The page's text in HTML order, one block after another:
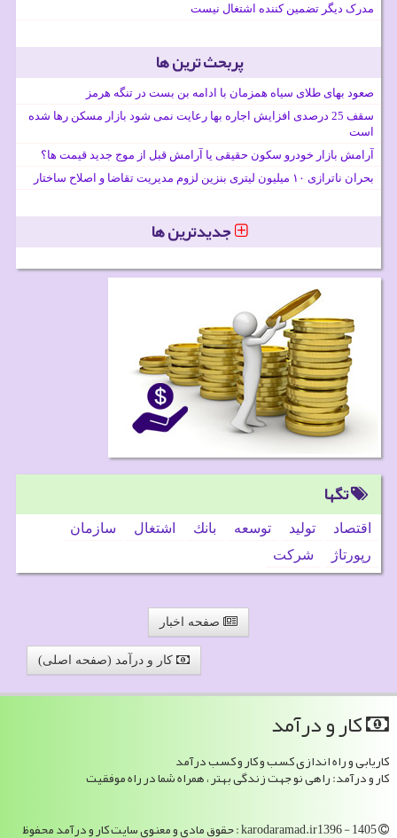
مدرک دیگر تضمین کننده اشتغال نیست
پربحث ترین ها
صعود بهای طلای سیاه همزمان با ادامه بن بست در تنگه هرمز
سقف 25 درصدی افزایش اجاره بها رعایت نمی شود بازار مسکن رها شده
است
آرامش بازار خودرو سکون حقیقی یا آرامش قبل از موج جدید قیمت ها؟
بحران ناترازی ۱۰ میلیون لیتری بنزین لزوم مدیریت تقاضا و اصلاح ساختار
جدیدترین ها
تگها
اقتصاد تولید توسعه بانك اشتغال
سازمان
رپورتاژ
شركت
صفحه اخبار
کار و درآمد (صفحه اصلی)
كار و درآمد
کاریابی و راه اندازی کسب و کار و کسب درآمد
کار و درآمد: راهی نو جهت زندگی بهتر ، همراه شما در راه موفقیت
karodaramad.ir1396 - 1405 : حقوق مادی و معنوی سایت كار و درآمد محفوظ